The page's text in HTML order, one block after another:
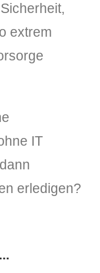
extrem
IT
erledigen?